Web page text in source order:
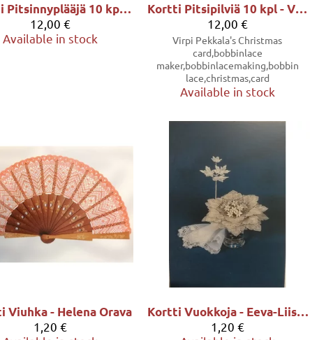
Kortti Pitsinnyplääjä 10 kpl - Virpi Pekkala
12,00 €
Available in stock
Kortti Pitsipilviä 10 kpl - Virpi Pekkala
12,00 €
Virpi Pekkala's Christmas
card,bobbinlace
maker,bobbinlacemaking,bobbin
lace,christmas,card
Available in stock
Viuhka - Helena Orava
1,20 €
Kortti Vuokkoja - Eeva-Liisa Kortelahti
1,20 €